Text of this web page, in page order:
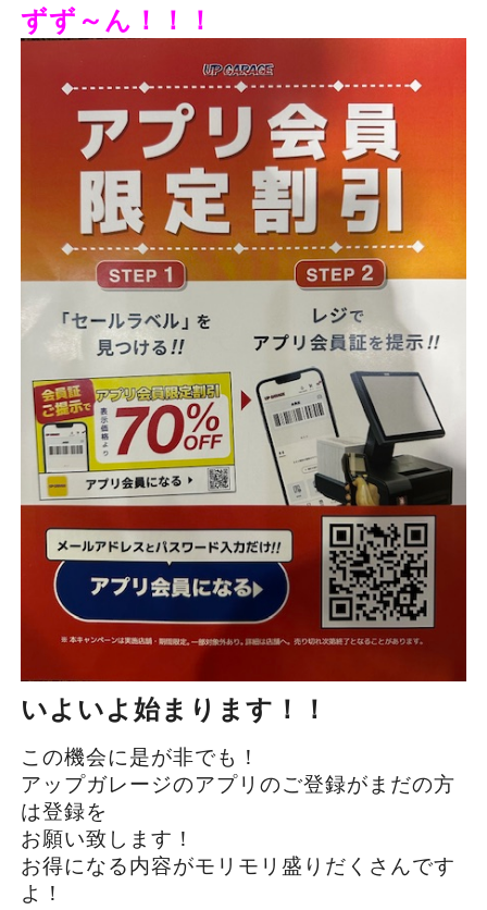
ずず～ん！！！
いよいよ始まります！！
この機会に是が非でも！
アップガレージのアプリのご登録がまだの方
は登録を
お願い致します！
お得になる内容がモリモリ盛りだくさんです
よ！